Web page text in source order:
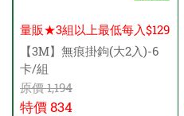
量販★3組以上最低每入$129
元【3M】無痕掛鉤(大2入)-6
卡/組
原價1,194
特價834